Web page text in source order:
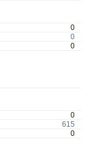
0
0
0
0
615
0